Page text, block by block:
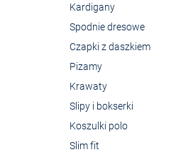
Kardigany
Spodnie dresowe
Czapki z daszkiem
Pizamy
Krawaty
Slipy i bokserki
Koszulki polo
Slim fit